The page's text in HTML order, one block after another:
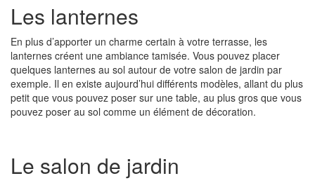
Les lanternes
En plus d’apporter un charme certain à votre terrasse, les
lanternes créent une ambiance tamisée. Vous pouvez placer
quelques lanternes au sol autour de votre salon de jardin par
exemple. Il en existe aujourd’hui différents modèles, allant du plus
petit que vous pouvez poser sur une table, au plus gros que vous
pouvez poser au sol comme un élément de décoration.
Le salon de jardin